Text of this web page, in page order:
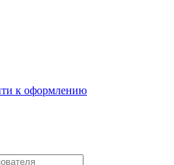
к оформлению